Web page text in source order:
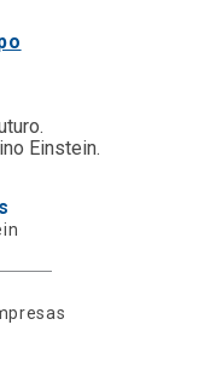
Einstein.